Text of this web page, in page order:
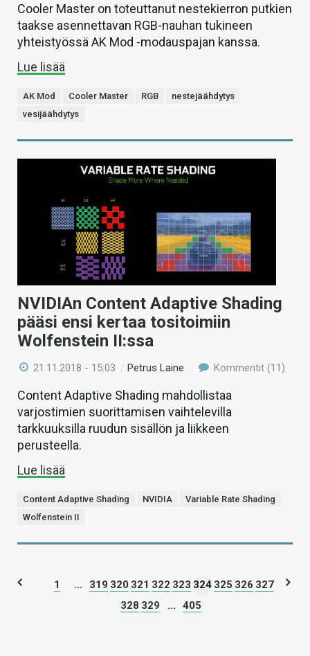
Cooler Master on toteuttanut nestekierron putkien
taakse asennettavan RGB-nauhan tukineen
yhteistyössä AK Mod -modauspajan kanssa.
Lue lisää
AK Mod Cooler Master RGB
nestejäähdytys
vesijäähdytys
NVIDIAn Content Adaptive Shading
pääsi ensi kertaa tositoimiin
Wolfenstein II:ssa
21.11.2018 - 15:03 /Petrus Laine Kommentit (11)
Content Adaptive Shading mahdollistaa
varjostimien suorittamisen vaihtelevilla
tarkkuuksilla ruudun sisällön ja liikkeen
perusteella.
Lue lisää
Content Adaptive Shading NVIDIA
Variable Rate Shading
Wolfenstein II
1 ... 319 320 321 322 323 324 325 326 327
328 329 ... 405